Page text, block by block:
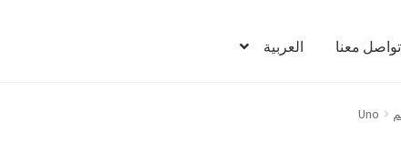
تواصل معنا العربية
Uno